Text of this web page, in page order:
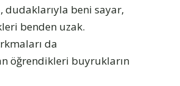
dudaklarıyla beni sayar,
benden uzak.
da
öğrendikleri buyrukların